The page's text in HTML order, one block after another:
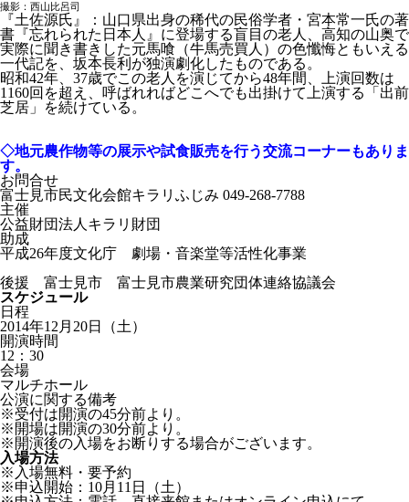
撮影：西山比呂司
『土佐源氏』：山口県出身の稀代の民俗学者・宮本常一氏の著
書『忘れられた日本人』に登場する盲目の老人、高知の山奥で
実際に聞き書きした元馬喰（牛馬売買人）の色懺悔ともいえる
一代記を、坂本長利が独演劇化したものである。
昭和42年、37歳でこの老人を演じてから48年間、上演回数は
1160回を超え、呼ばれればどこへでも出掛けて上演する「出前
芝居」を続けている。
◇地元農作物等の展示や試食販売を行う交流コーナーもありま
す。
お問合せ
富士見市民文化会館キラリふじみ 049-268-7788
主催
公益財団法人キラリ財団
助成
平成26年度文化庁 劇場・音楽堂等活性化事業
後援 富士見市 富士見市農業研究団体連絡協議会
スケジュール
日程
2014年12月20日（土）
開演時間
12：30
会場
マルチホール
公演に関する備考
※受付は開演の45分前より。
※開場は開演の30分前より。
※開演後の入場をお断りする場合がございます。
入場方法
※入場無料・要予約
※申込開始：10月11日（土）